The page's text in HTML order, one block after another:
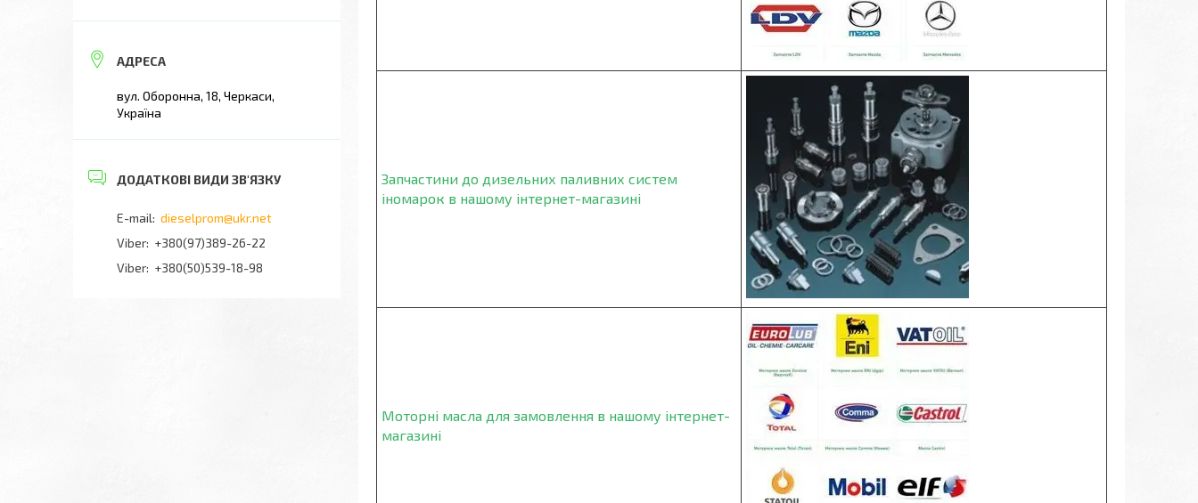
Запчастини до дизельних паливних систем
іномарок в нашому інтернет-магазині
Моторні масла для замовлення в нашому інтернет-
магазині
вул. Оборонна, 18, Черкаси,
Україна
dieselprom@ukr.net
+380(97)389-26-22
Viber +380(50)539-18-98